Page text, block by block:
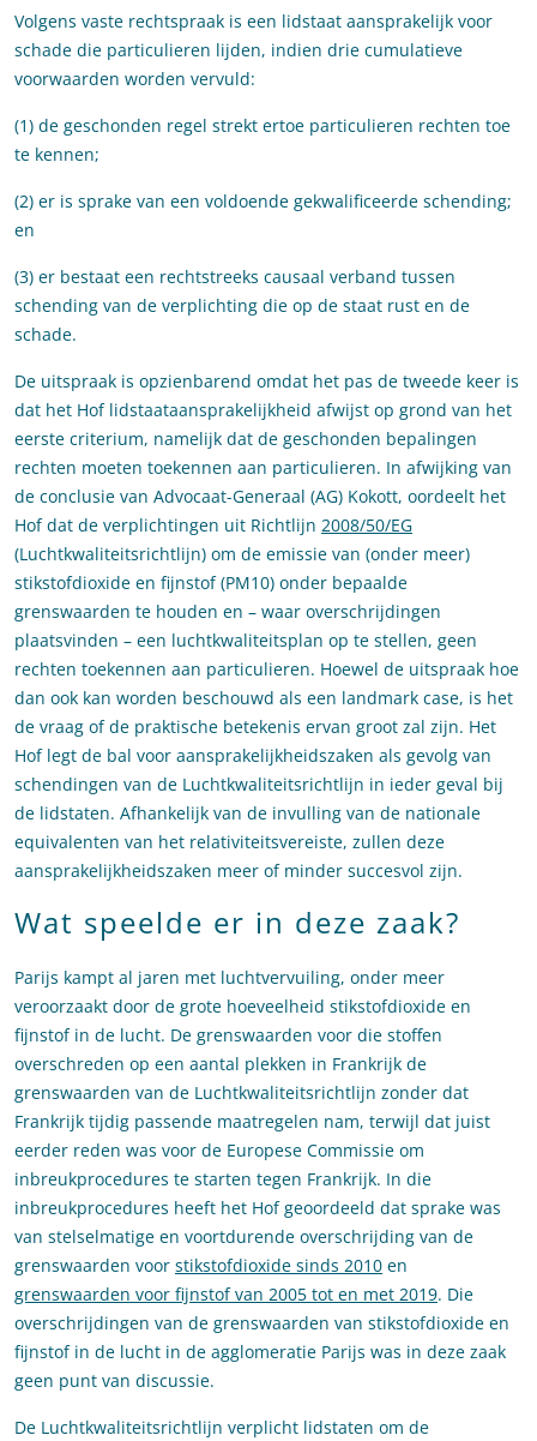
Volgens vaste rechtspraak is een lidstaat aansprakelijk voor
schade die particulieren lijden, indien drie cumulatieve
voorwaarden worden vervuld:
(1) de geschonden regel strekt ertoe particulieren rechten toe
te kennen;
(2) er is sprake van een voldoende gekwalificeerde schending;
en
(3) er bestaat een rechtstreeks causaal verband tussen
schending van de verplichting die op de staat rust en de
schade.
De uitspraak is opzienbarend omdat het pas de tweede keer is
dat het Hof lidstaataansprakelijkheid afwijst op grond van het
eerste criterium, namelijk dat de geschonden bepalingen
rechten moeten toekennen aan particulieren. In afwijking van
de conclusie van Advocaat-Generaal (AG) Kokott, oordeelt het
Hof dat de verplichtingen uit Richtlijn 2008/50/EG
(Luchtkwaliteitsrichtlijn) om de emissie van (onder meer)
stikstofdioxide en fijnstof (PM10) onder bepaalde
grenswaarden te houden en – waar overschrijdingen
plaatsvinden – een luchtkwaliteitsplan op te stellen, geen
rechten toekennen aan particulieren. Hoewel de uitspraak hoe
dan ook kan worden beschouwd als een landmark case, is het
de vraag of de praktische betekenis ervan groot zal zijn. Het
Hof legt de bal voor aansprakelijkheidszaken als gevolg van
schendingen van de Luchtkwaliteitsrichtlijn in ieder geval bij
de lidstaten. Afhankelijk van de invulling van de nationale
equivalenten van het relativiteitsvereiste, zullen deze
aansprakelijkheidszaken meer of minder succesvol zijn.
Wat speelde er in deze zaak?
Parijs kampt al jaren met luchtvervuiling, onder meer
veroorzaakt door de grote hoeveelheid stikstofdioxide en
fijnstof in de lucht. De grenswaarden voor die stoffen
overschreden op een aantal plekken in Frankrijk de
grenswaarden van de Luchtkwaliteitsrichtlijn zonder dat
Frankrijk tijdig passende maatregelen nam, terwijl dat juist
eerder reden was voor de Europese Commissie om
inbreukprocedures te starten tegen Frankrijk. In die
inbreukprocedures heeft het Hof geoordeeld dat sprake was
van stelselmatige en voortdurende overschrijding van de
grenswaarden voor stikstofdioxide sinds 2010 en
grenswaarden voor fijnstof van 2005 tot en met 2019. Die
overschrijdingen van de grenswaarden van stikstofdioxide en
fijnstof in de lucht in de agglomeratie Parijs was in deze zaak
geen punt van discussie.
De Luchtkwaliteitsrichtlijn verplicht lidstaten om de